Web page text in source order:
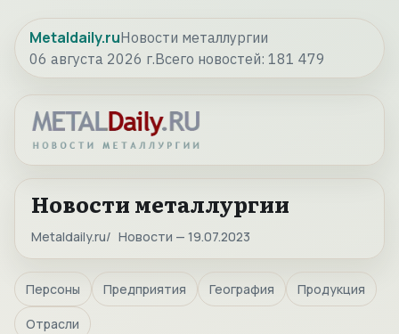
Metaldaily.ruНовости металлургии
06 августа 2026 г.Всего новостей: 181 479
Новости металлургии
Metaldaily.ru Новости — 19.07.2023
Персоны Предприятия География Продукция
Отрасли